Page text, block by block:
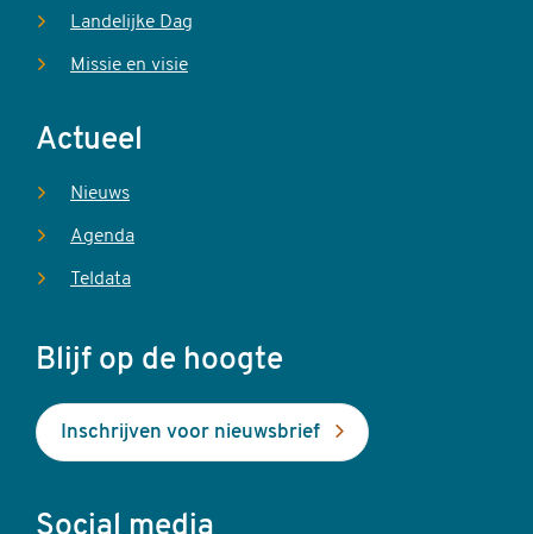
Landelijke Dag
Missie en visie
Actueel
Nieuws
Agenda
Teldata
Blijf op de hoogte
Inschrijven voor nieuwsbrief
Social media